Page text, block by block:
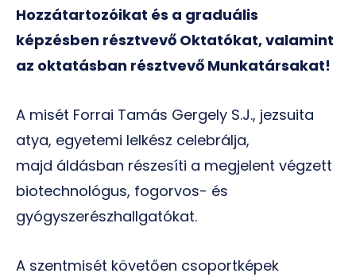
Hozzátartozóikat és a graduális
képzésben résztvevő Oktatókat, valamint
az oktatásban résztvevő Munkatársakat!
A misét Forrai Tamás Gergely S.J., jezsuita
atya, egyetemi lelkész celebrálja,
majd áldásban részesíti a megjelent végzett
biotechnológus, fogorvos- és
gyógyszerészhallgatókat.
A szentmisét követően csoportképek